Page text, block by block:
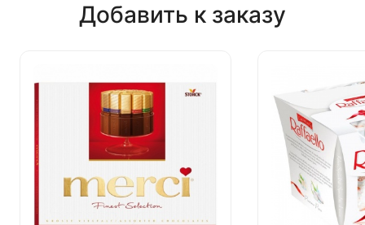
Добавить к заказу